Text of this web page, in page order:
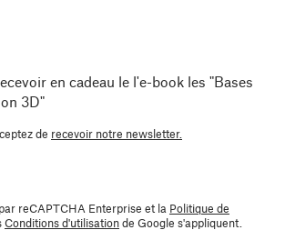
en cadeau le l'e-book les "Bases
3D"
de recevoir notre newsletter.
reCAPTCHA Enterprise et la Politique de
Conditions d'utilisationde Google s'appliquent.